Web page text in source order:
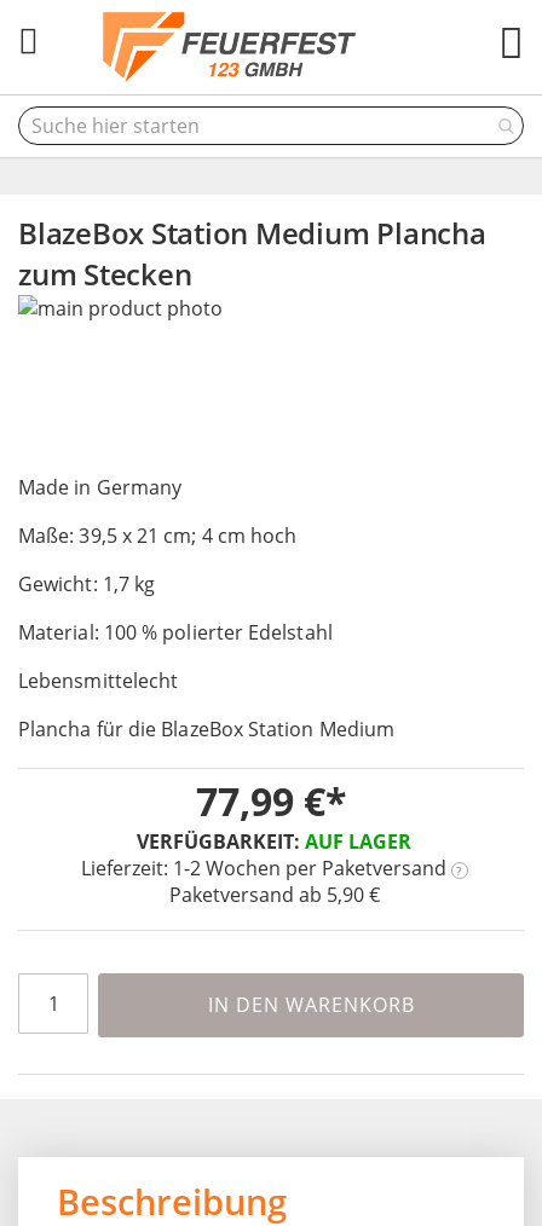
BlazeBox Station Medium Plancha
zum Stecken
Made in Germany
Maße: 39,5 x 21 cm; 4 cm hoch
Gewicht: 1,7 kg
Material: 100 % polierter Edelstahl
Lebensmittelecht
Plancha für die BlazeBox Station Medium
VERFÜGBARKEIT: AUF LAGER
Lieferzeit: 1-2 Wochen per Paketversand ?
Paketversand ab 5,90 €
77,99 €
IN DEN WARENKORB
Skip
gallery
to
beginning
the
images
gallery
Beschreibung